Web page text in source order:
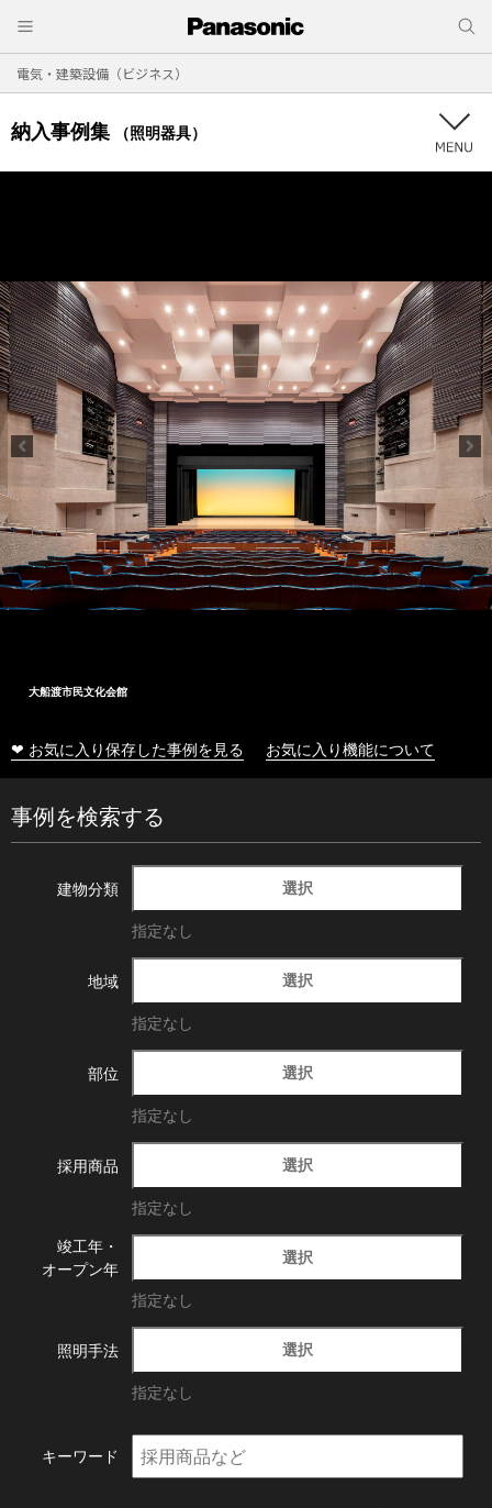
電気・建築設備（ビジネス）
納入事例集 （照明器具）
大船渡市民文化会館
❤ お気に入り保存した事例を見る お気に入り機能について
事例を検索する
建物分類 選択
指定なし
地域 選択
指定なし
部位 選択
指定なし
採用商品 選択
指定なし
竣工年・
オープン年
選択
指定なし
照明手法 選択
指定なし
キーワード